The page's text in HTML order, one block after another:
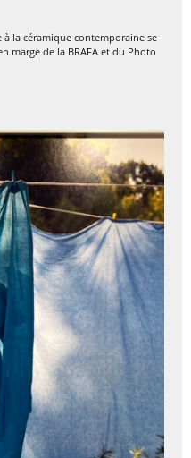
la céramique contemporaine se
marge de la BRAFA et du Photo